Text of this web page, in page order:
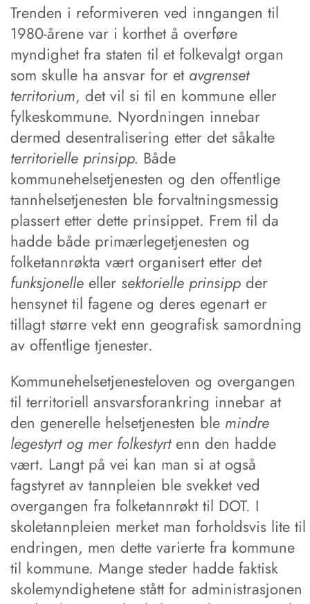
Trenden i reformiveren ved inngangen til
1980-årene var i korthet å overføre
myndighet fra staten til et folkevalgt organ
som skulle ha ansvar for et avgrenset
territorium, det vil si til en kommune eller
fylkeskommune. Nyordningen innebar
dermed desentralisering etter det såkalte
territorielle prinsipp. Både
kommunehelsetjenesten og den offentlige
tannhelsetjenesten ble forvaltningsmessig
plassert etter dette prinsippet. Frem til da
hadde både primærlegetjenesten og
folketannrøkta vært organisert etter det
funksjonelle eller sektorielle prinsipp der
hensynet til fagene og deres egenart er
tillagt større vekt enn geografisk samordning
av offentlige tjenester.
Kommunehelsetjenesteloven og overgangen
til territoriell ansvarsforankring innebar at
den generelle helsetjenesten ble mindre
legestyrt og mer folkestyrtenn den hadde
vært. Langt på vei kan man si at også
fagstyret av tannpleien ble svekket ved
overgangen fra folketannrøkt til DOT. I
skoletannpleien merket man forholdsvis lite til
endringen, men dette varierte fra kommune
til kommune. Mange steder hadde faktisk
skolemyndighetene stått for administrasjonen